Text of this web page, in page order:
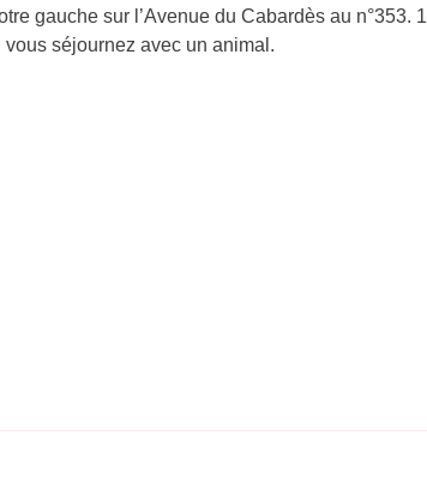
gauche sur l’Avenue du Cabardès au n°353. 1
séjournez avec un animal.